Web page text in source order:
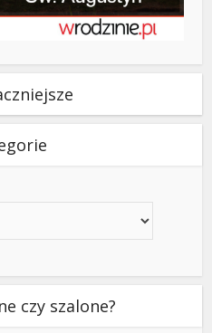
czy szalone?